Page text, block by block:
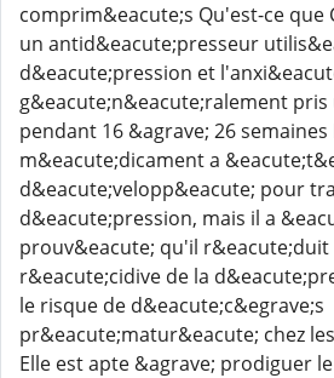
comprim&eacute;s Qu'est-ce que
un antid&eacute;presseur
d&eacute;pression et
g&eacute;n&eacute;ralement
pendant 16 &agrave; 26 semaines
m&eacute;dicament a
d&eacute;velopp&eacute; pour
d&eacute;pression, mais il a
prouv&eacute; qu'il r&eacute;duit
r&eacute;cidive de la
le risque de d&eacute;c&egrave;s
pr&eacute;matur&eacute; chez
Elle est apte &agrave; prodiguer